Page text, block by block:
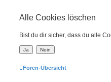
Alle Cookies löschen
Bist du dir sicher, dass du alle
Foren-Übersicht